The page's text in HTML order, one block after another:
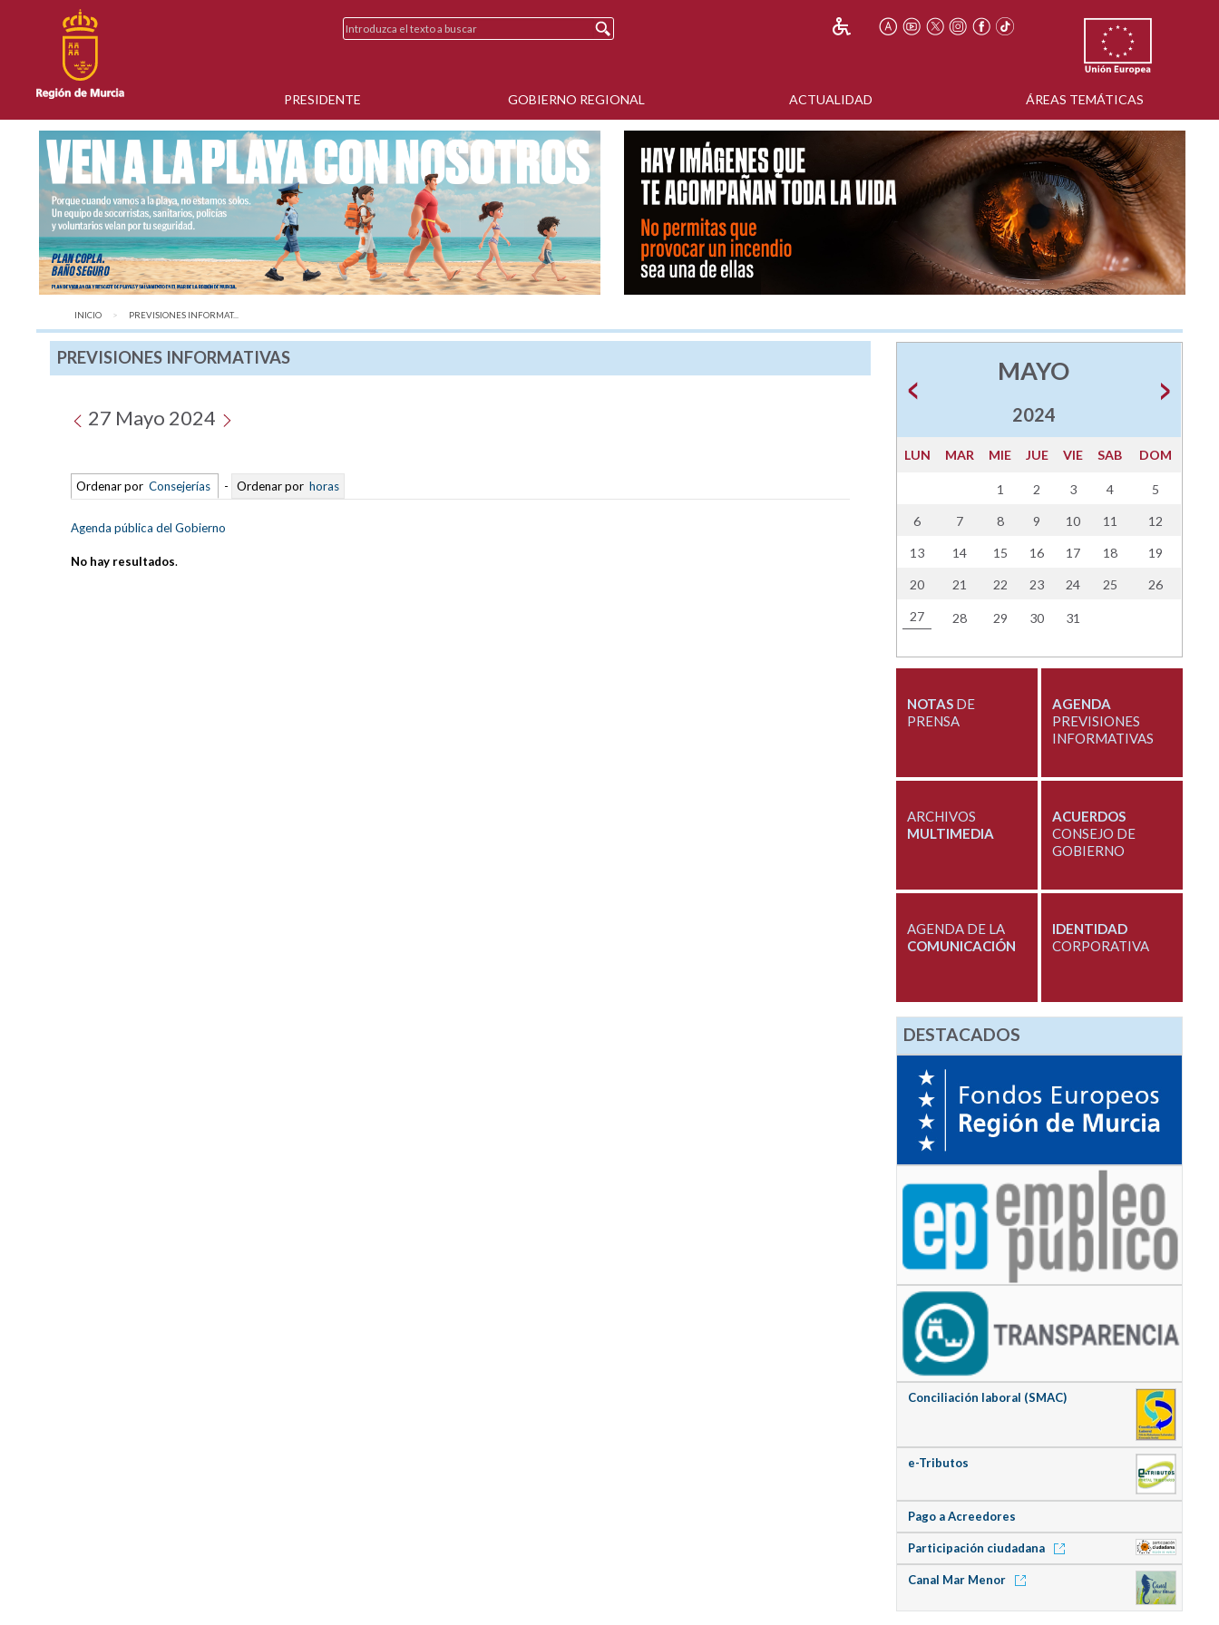
PRESIDENTE GOBIERNO REGIONAL ACTUALIDAD ÁREAS TEMÁTICAS
INICIO AQUÍ:
PREVISIONES INFORMAT...
PREVISIONES INFORMATIVAS
27 Mayo 2024
Ordenar por Consejerías - Ordenar por horas
Agenda pública del Gobierno
No hay resultados.
MAYO
2024
LUN MAR MIE JUE VIE SAB DOM
1 2 3 4 5
6 7 8 9 10 11 12
13 14 15 16 17 18 19
20 21 22 23 24 25 26
27 28 29 30 31
NOTASDE
PRENSA
AGENDA
PREVISIONES
INFORMATIVAS
ARCHIVOS
MULTIMEDIA
ACUERDOS
CONSEJO DE
GOBIERNO
AGENDA DE LA
COMUNICACIÓN
IDENTIDAD
CORPORATIVA
DESTACADOS
Conciliación laboral (SMAC)
e-Tributos
Pago a Acreedores
Participación ciudadana
Canal Mar Menor